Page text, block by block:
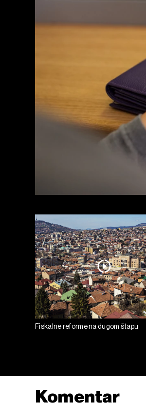
Fiskalne reforme na dugom štapu
Komentar